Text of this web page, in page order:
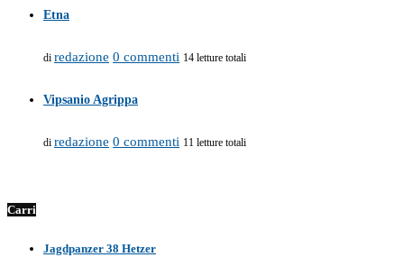
Etna
di redazione 0 commenti 14 letture totali
Vipsanio Agrippa
di redazione 0 commenti 11 letture totali
Carri
Jagdpanzer 38 Hetzer